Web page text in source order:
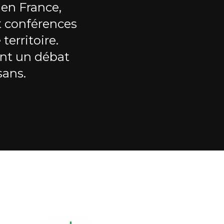
France,
conférences
territoire.
un débat